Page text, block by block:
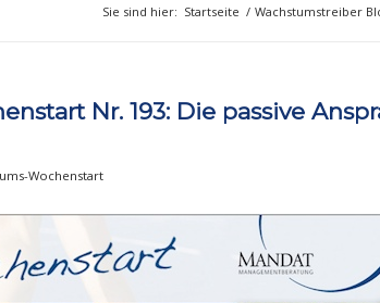
Sie sind hier: Startseite / Wachstumstreiber
Nr. 193: Die passive
Wochenstart